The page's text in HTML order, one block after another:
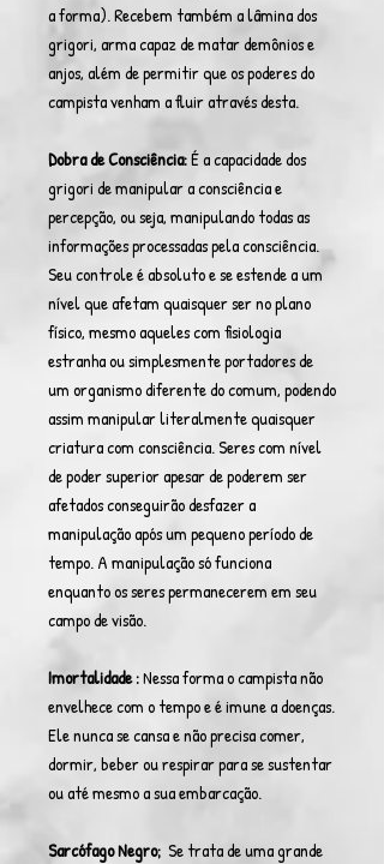
a forma). Recebem também a lâmina dos
grigori, arma capaz de matar demônios e
anjos, além de permitir que os poderes do
campista venham a fluir através desta.
Dobra de Consciência:É a capacidade dos
grigori de manipular a consciência e
percepção, ou seja, manipulando todas as
informações processadas pela consciência.
Seu controle é absoluto e se estende a um
nível que afetam quaisquer ser no plano
físico, mesmo aqueles com fisiologia
estranha ou simplesmente portadores de
um organismo diferente do comum, podendo
assim manipular literalmente quaisquer
criatura com consciência. Seres com nível
de poder superior apesar de poderem ser
afetados conseguirão desfazer a
manipulação após um pequeno período de
tempo. A manipulação só funciona
enquanto os seres permanecerem em seu
campo de visão.
Imortalidade :Nessa forma o campista não
envelhece com o tempo e é imune a doenças.
Ele nunca se cansa e não precisa comer,
dormir, beber ou respirar para se sustentar
ou até mesmo a sua embarcação.
Sarcófago Negro; Se trata de uma grande